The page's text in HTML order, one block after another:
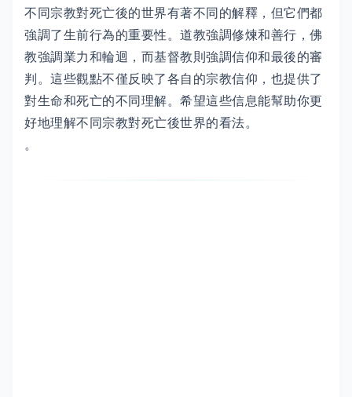
不同宗教對死亡後的世界有著不同的解釋，但它們都
強調了生前行為的重要性。道教強調修煉和善行，佛
教強調業力和輪迴，而基督教則強調信仰和最後的審
判。這些觀點不僅反映了各自的宗教信仰，也提供了
對生命和死亡的不同理解。希望這些信息能幫助你更
好地理解不同宗教對死亡後世界的看法。
。